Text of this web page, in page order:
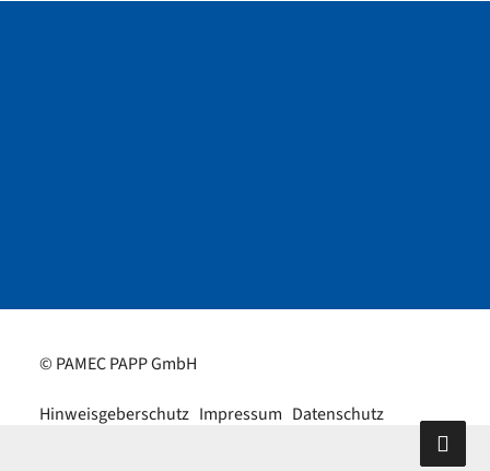
© PAMEC PAPP GmbH
Hinweisgeberschutz Impressum Datenschutz